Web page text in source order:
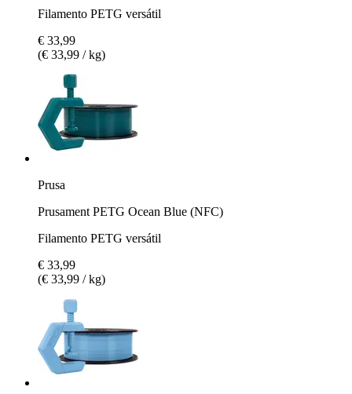
Filamento PETG versátil
€ 33,99
(€ 33,99 / kg)
Prusa
Prusament PETG Ocean Blue (NFC)
Filamento PETG versátil
€ 33,99
(€ 33,99 / kg)